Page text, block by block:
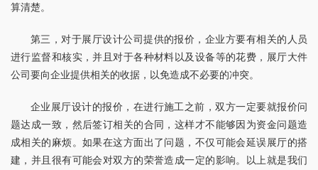
算清楚。
第三，对于展厅设计公司提供的报价，企业方要有相关的人员
进行监督和核实，并且对于各种材料以及设备等的花费，展厅大件
公司要向企业提供相关的收据，以免造成不必要的冲突。
企业展厅设计的报价，在进行施工之前，双方一定要就报价问
题达成一致，然后签订相关的合同，这样才不能够因为资金问题造
成相关的麻烦。如果在这方面出了问题，不仅可能会延误展厅的搭
建，并且很有可能会对双方的荣誉造成一定的影响。以上就是我们